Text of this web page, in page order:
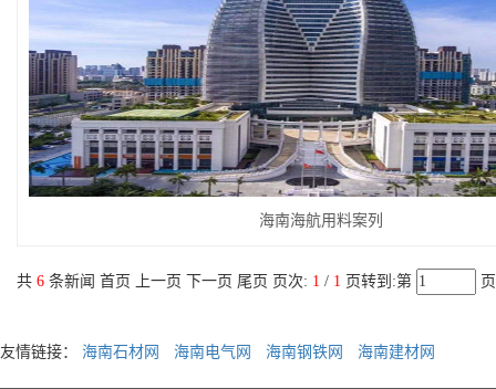
海南海航用料案列
共 6 条新闻 首页 上一页 下一页 尾页 页次: 1 / 1 页转到:第
友情链接： 海南石材网 海南电气网 海南钢铁网 海南建材网